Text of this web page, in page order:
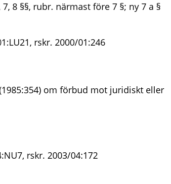
8 §§, rubr. närmast före 7 §; ny 7 a §
rskr. 2000/01:246
om förbud mot juridiskt eller
rskr. 2003/04:172